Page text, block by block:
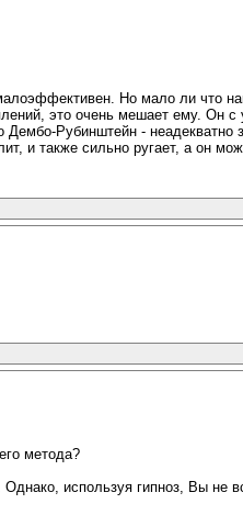
Но мало ли что
это очень мешает ему. Он с
Рубинштейн -
также сильно ругает, а он
метода?
используя гипноз, Вы